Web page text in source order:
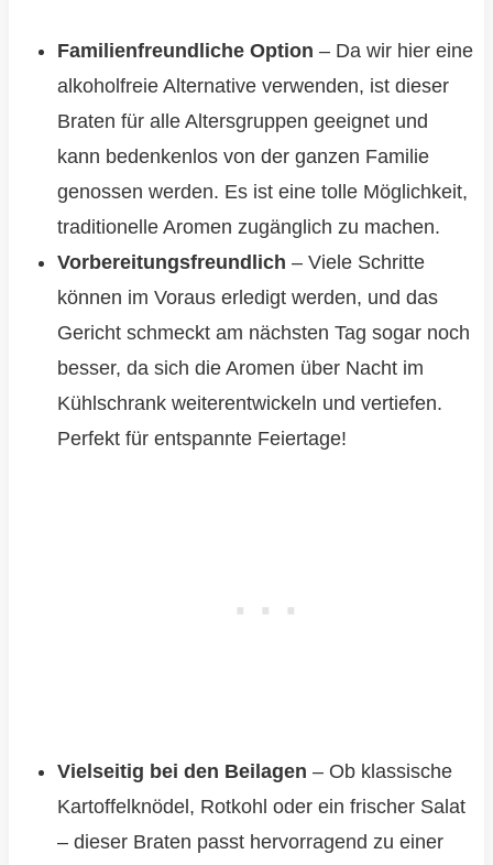
Familienfreundliche Option – Da wir hier eine
alkoholfreie Alternative verwenden, ist dieser
Braten für alle Altersgruppen geeignet und
kann bedenkenlos von der ganzen Familie
genossen werden. Es ist eine tolle Möglichkeit,
traditionelle Aromen zugänglich zu machen.
Vorbereitungsfreundlich – Viele Schritte
können im Voraus erledigt werden, und das
Gericht schmeckt am nächsten Tag sogar noch
besser, da sich die Aromen über Nacht im
Kühlschrank weiterentwickeln und vertiefen.
Perfekt für entspannte Feiertage!
Vielseitig bei den Beilagen – Ob klassische
Kartoffelknödel, Rotkohl oder ein frischer Salat
– dieser Braten passt hervorragend zu einer